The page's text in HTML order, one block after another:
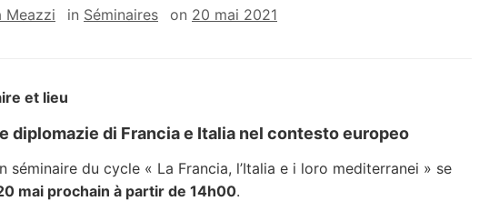
Meazzi in Séminaires on 20 mai 2021
et lieu
diplomazie di Francia e Italia nel contesto europeo
séminaire du cycle « La Francia, l’Italia e i loro mediterranei » se
mai prochain à partir de 14h00.